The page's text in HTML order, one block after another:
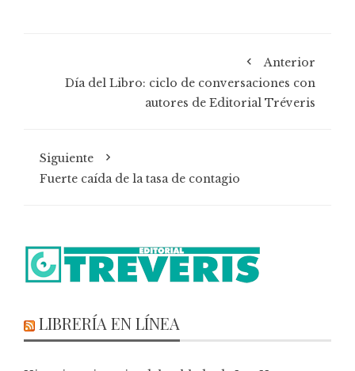
Anterior
Día del Libro: ciclo de conversaciones con
autores de Editorial Tréveris
Siguiente
Fuerte caída de la tasa de contagio
LIBRERÍA EN LÍNEA